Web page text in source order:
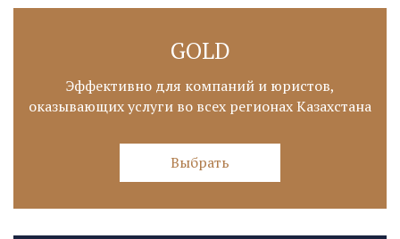
GOLD
Эффективно для компаний и юристов,
оказывающих услуги во всех регионах Казахстана
Выбрать